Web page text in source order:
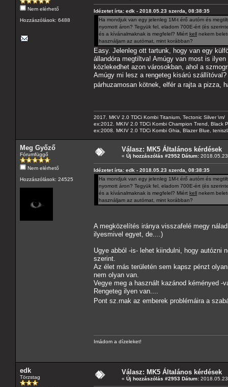
Nem elérhető
Hozzászólások: 6488
Idézetet írta: edk - 2018.05.23 szerda, 08:38:35
Ha mondjuk van egy jelenleg 1M-t érő autóm és
nyomott áron? Tegyük fel, eladom 700E-ért (és
és a kívánalmaknak is megfelel? Miért kell nekem
használjam az autómat, mint korábban?
Easy. Jelenleg ott tartunk, hogy van egy
állandóra megtiltva! Amúgy van most is
közlekedhet azon városokban, ahol a
Amúgy mi lesz a rengeteg kisárú
párhuzamosan kötnek, elfér a rajta a pizza,
2017. MKV 2.0 TDCi Kombi Titanium, Tectonic Silver \m/
ex:2012. MKIV 2.0 TDCi Kombi Champion Trend, Black
ex:2008. MKIV 2.0 TDCi Kombi Ghia, Blazer Blue,
Meg Győző
Fórumfüggő
Nem elérhető
Hozzászólások: 24525
Válasz: MK5 Általános kérdések
« Új hozzászólás #2952 Dátum:
Idézetet írta: edk - 2018.05.23 szerda, 08:38:35
Ha mondjuk van egy jelenleg 1M-t érő autóm és
nyomott áron? Tegyük fel, eladom 700E-ért (és
és a kívánalmaknak is megfelel? Miért kell nekem
használjam az autómat, mint korábban?
A megközelítés iránya visszafelé megy
ilyesmivel egyet, de....)
Ugye abból -is- lehet kiindulni, hogy autózni
szerint.
Az élet más területén sem kapsz pénzt
nem olyan van.
Vegye meg a használt kazánod kéményed -
Rengeteg ilyen van....
Pont sz.rnak az emberek problémáira a
Imádom a dízeleket!
edk
Törzstag
Válasz: MK5 Általános kérdések
« Új hozzászólás #2953 Dátum: